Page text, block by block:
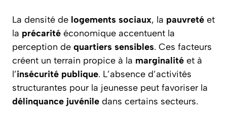
La densité de logements sociaux, la pauvreté et
la précarité économique accentuent la
perception de quartiers sensibles. Ces facteurs
créent un terrain propice à la marginalité et à
l’insécurité publique. L’absence d’activités
structurantes pour la jeunesse peut favoriser la
délinquance juvénile dans certains secteurs.